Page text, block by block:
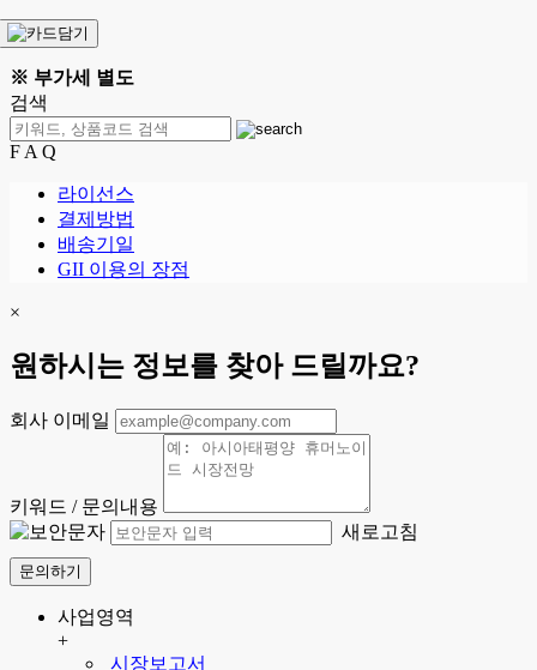
※ 부가세 별도
검색
F A Q
라이선스
결제방법
배송기일
GII 이용의 장점
×
원하시는 정보를 찾아 드릴까요?
회사 이메일
키워드 / 문의내용
새로고침
문의하기
사업영역
+
시장보고서